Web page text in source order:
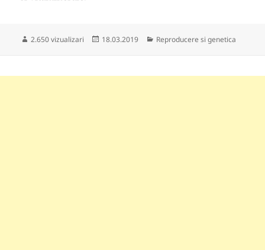
2.650 vizualizari
Publicat
18.03.2019 Categorii
Reproducere si genetica